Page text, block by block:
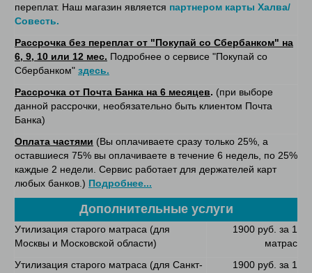
переплат. Наш магазин является партнером карты Халва/
Совесть.
Рассрочка без переплат от "Покупай со Сбербанком" на
6, 9, 10 или 12 мес. Подробнее о сервисе "Покупай со
Сбербанком" здесь.
Рассрочка от Почта Банка на 6 месяцев. (при выборе
данной рассрочки, необязательно быть клиентом Почта
Банка)
Оплата частями (Вы оплачиваете сразу только 25%, а
оставшиеся 75% вы оплачиваете в течение 6 недель, по 25%
каждые 2 недели. Сервис работает для держателей карт
любых банков.) Подробнее...
Дополнительные услуги
Утилизация старого матраса (для
Москвы и Московской области)
1900 руб. за 1
матрас
Утилизация старого матраса (для Санкт-
1900 руб. за 1